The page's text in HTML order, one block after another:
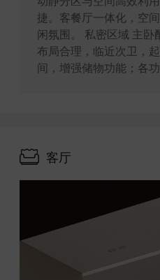
捷。客餐厅一体化，空
闲氛围。 私密区域 主
布局合理，临近次卫，
间，增强储物功能；各
客厅